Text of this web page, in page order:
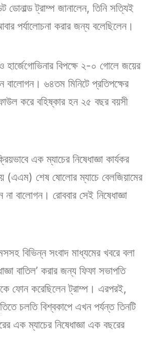
ডোনাল্ড ট্রাম্প জানালেন, তিনি সত্যিই
পর্যালোচনা করার জন্য বলেছিলেন।
হার্জেগোভিনার বিপক্ষে ২-০ গোলে জয়ের
বালোগন। ৬৪তম মিনিটে প্রতিপক্ষের
করে বহিষ্কার হন ২৫ বছর বয়সী
এক ম্যাচের নিষেধাজ্ঞা কার্যকর
(এএম) শেষ ষোলোর ম্যাচে বেলজিয়ামের
না বালোগন। রোববার সেই নিষেধাজ্ঞা
বিভিন্ন সংবাদ মাধ্যমের খবরে বলা
বাতিল’ করার জন্য ফিফা সভাপতি
ফোন করেছিলেন ট্রাম্প। এরপরই,
চলতি বিশ্বকাপে এখন পর্যন্ত তিনটি
এক ম্যাচের নিষেধাজ্ঞা এক বছরের